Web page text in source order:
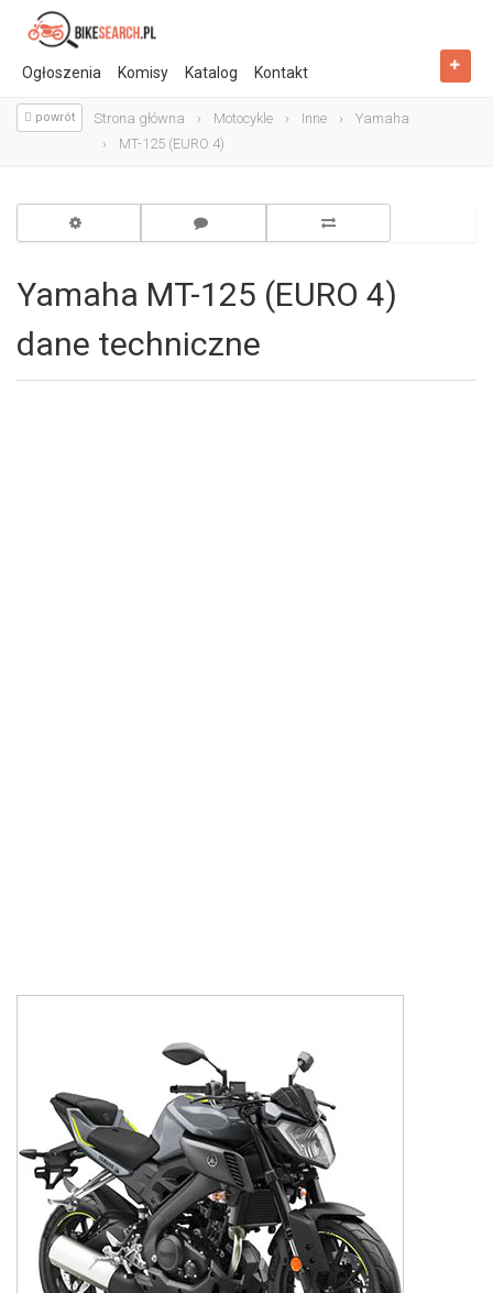
Ogłoszenia Komisy Katalog Kontakt
powrót Strona główna Motocykle Inne
Yamaha
MT-125 (EURO 4)
Yamaha MT-125 (EURO 4)
dane techniczne